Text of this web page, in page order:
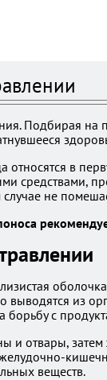
Подбирая на
в
не
из
с
и отвары,
веществ.